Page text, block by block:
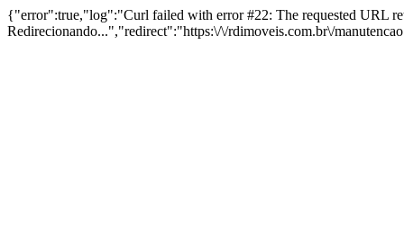
{"error":true,"log":"Curl failed with error #22: The requested URL
Redirecionando...","redirect":"https:\/\/rdimoveis.com.br\/